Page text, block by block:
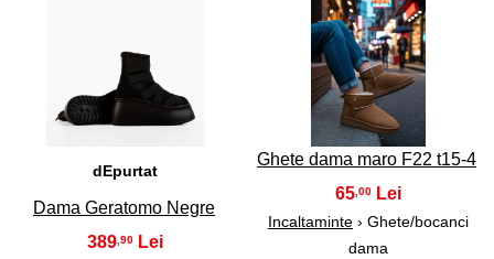
21
dEpurtat
Dama Geratomo Negre
389 ,90
22
Ghete dama maro F22 t15-4
65,00
Incaltaminte› Ghete/bocanci
dama